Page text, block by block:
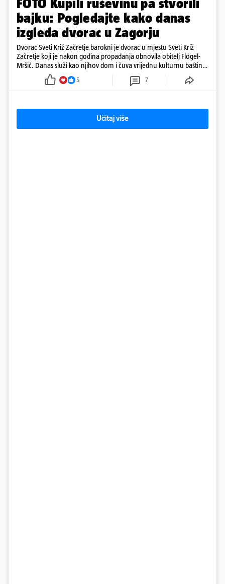
FOTO Kupili ruševinu pa stvorili
bajku: Pogledajte kako danas
izgleda dvorac u Zagorju
Dvorac Sveti Križ Začretje barokni je dvorac u mjestu Sveti Križ
Začretje koji je nakon godina propadanja obnovila obitelj Flögel-
Mršić. Danas služi kao njihov dom i čuva vrijednu kulturnu baštinu
davno zaboravljenog vremena
5 7
Učitaj više